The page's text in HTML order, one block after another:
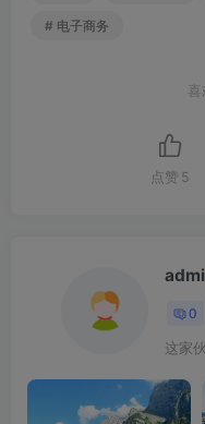
# 电子商务
点赞 5
0
这家